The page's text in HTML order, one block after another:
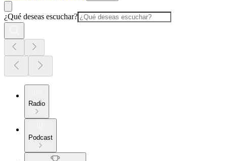
¿Qué deseas escuchar?
Radio
Podcast